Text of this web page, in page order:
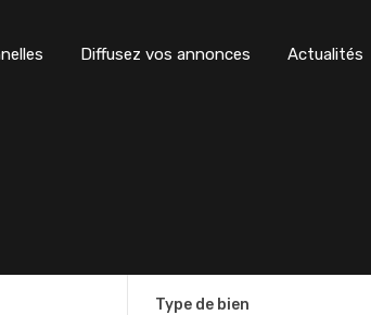
Diffusez vos annonces Actualités
Type de bien